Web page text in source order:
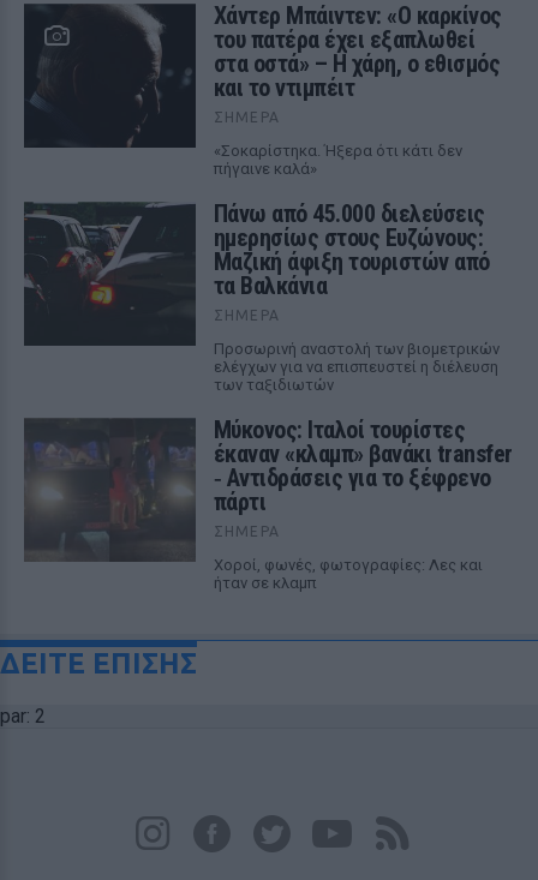
Χάντερ Μπάιντεν: «Ο καρκίνος
του πατέρα έχει εξαπλωθεί
στα οστά» – Η χάρη, ο εθισμός
και το ντιμπέιτ
ΣΉΜΕΡΑ
«Σοκαρίστηκα. Ήξερα ότι κάτι δεν
πήγαινε καλά»
Πάνω από 45.000 διελεύσεις
ημερησίως στους Ευζώνους:
Μαζική άφιξη τουριστών από
τα Βαλκάνια
ΣΉΜΕΡΑ
Προσωρινή αναστολή των βιομετρικών
ελέγχων για να επισπευστεί η διέλευση
των ταξιδιωτών
Μύκονος: Ιταλοί τουρίστες
έκαναν «κλαμπ» βανάκι transfer
‑ Αντιδράσεις για το ξέφρενο
πάρτι
ΣΉΜΕΡΑ
Χοροί, φωνές, φωτογραφίες: Λες και
ήταν σε κλαμπ
ΔΕΙΤΕ ΕΠΙΣΗΣ
par: 2